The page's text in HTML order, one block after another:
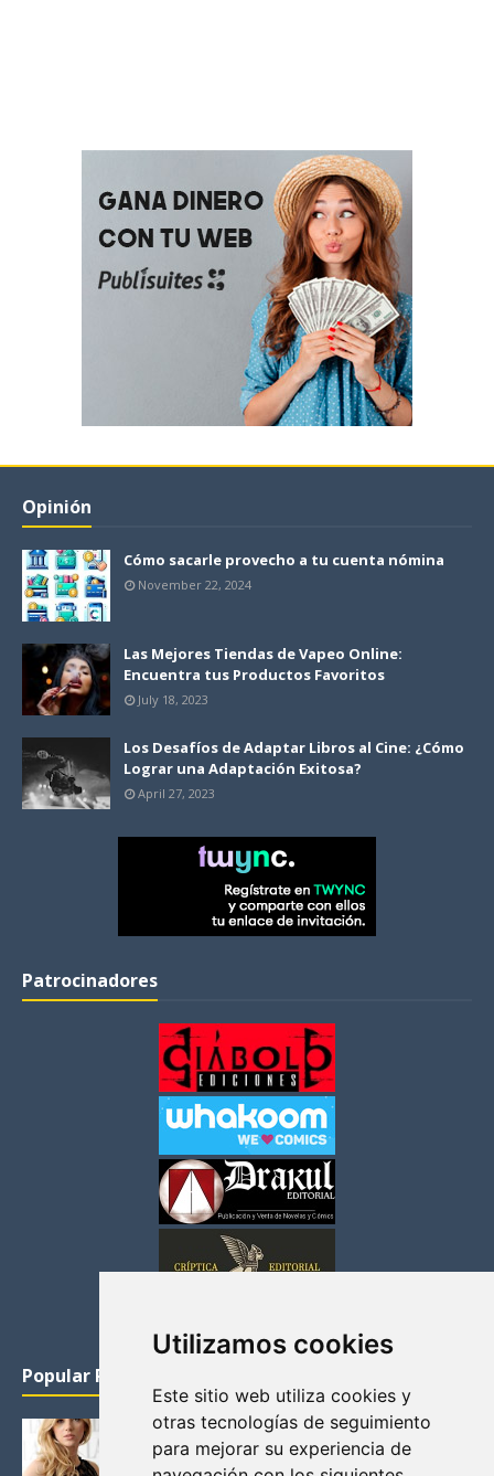
Utilizamos cookies
Este sitio web utiliza cookies y
otras tecnologías de seguimiento
para mejorar su experiencia de
Opinión
Cómo sacarle provecho a tu cuenta nómina
November 22, 2024
Las Mejores Tiendas de Vapeo Online:
Encuentra tus Productos Favoritos
July 18, 2023
Los Desafíos de Adaptar Libros al Cine: ¿Cómo
Lograr una Adaptación Exitosa?
April 27, 2023
Patrocinadores
Popular Posts
KATHERYN WINNICK: LA ACTRIZ MAS GUAPA DE
VIKINGOS